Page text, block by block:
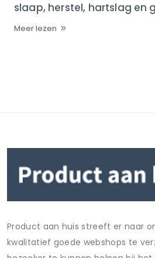
slaap, herstel, hartslag en
Meer lezen
Product aan huis streeft er naar
kwalitatief goede webshops te